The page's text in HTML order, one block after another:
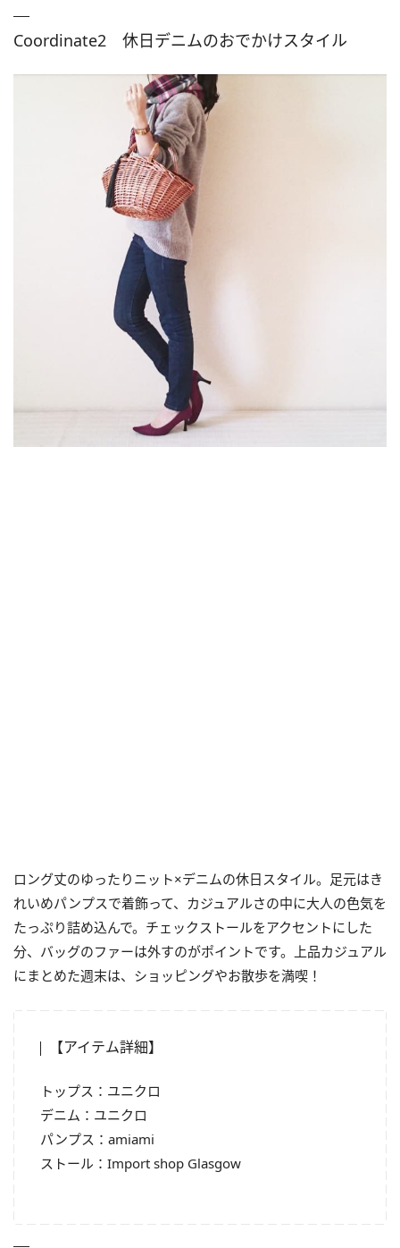
Coordinate2 休日デニムのおでかけスタイル
ロング丈のゆったりニット×デニムの休日スタイル。足元はき
れいめパンプスで着飾って、カジュアルさの中に大人の色気を
たっぷり詰め込んで。チェックストールをアクセントにした
分、バッグのファーは外すのがポイントです。上品カジュアル
にまとめた週末は、ショッピングやお散歩を満喫！
【アイテム詳細】
トップス：ユニクロ
デニム：ユニクロ
パンプス：amiami
ストール：Import shop Glasgow